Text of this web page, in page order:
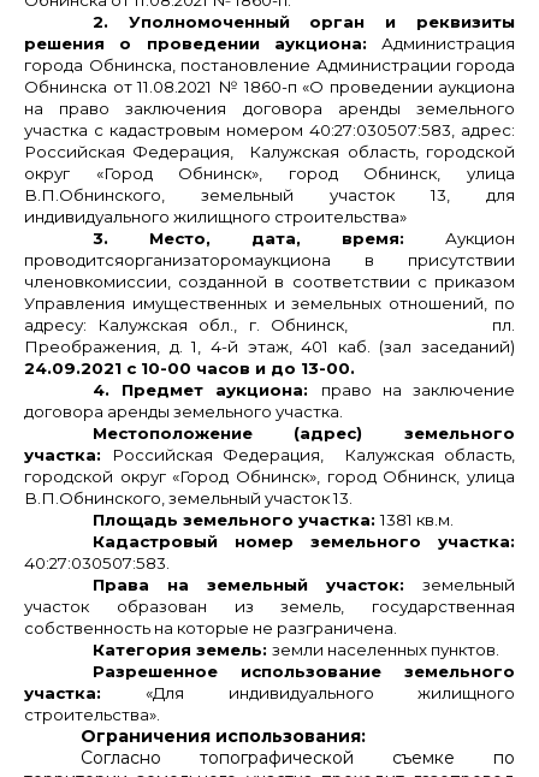
2. Уполномоченный орган и реквизиты
решения о проведении аукциона: Администрация
города Обнинска, постановление Администрации города
Обнинска от 11.08.2021 № 1860-п «О проведении аукциона
на право заключения договора аренды земельного
участка с кадастровым номером 40:27:030507:583, адрес:
Российская Федерация, Калужская область, городской
округ «Город Обнинск», город Обнинск, улица
В.П.Обнинского, земельный участок 13, для
индивидуального жилищного строительства»
3. Место, дата, время: Аукцион
проводитсяорганизаторомаукциона в присутствии
членовкомиссии, созданной в соответствии с приказом
Управления имущественных и земельных отношений, по
адресу: Калужская обл., г. Обнинск, пл.
Преображения, д. 1, 4-й этаж, 401 каб. (зал заседаний)
24.09.2021 с 10-00 часов и до 13-00.
4. Предмет аукциона: право на заключение
договора аренды земельного участка.
Местоположение (адрес) земельного
участка:
Российская Федерация, Калужская область,
городской округ «Город Обнинск», город Обнинск, улица
В.П.Обнинского, земельный участок 13.
Площадь земельного участка:1381 кв.м.
Кадастровый номер земельного участка:
40:27:030507:583.
Права на земельный участок: земельный
участок образован из земель, государственная
собственность на которые не разграничена.
Категория земель: земли населенных пунктов.
Разрешенное использование земельного
участка:«Для индивидуального жилищного
строительства».
Ограничения использования:
Согласно топографической съемке по